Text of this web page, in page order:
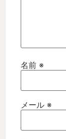
名前 ※
メール ※